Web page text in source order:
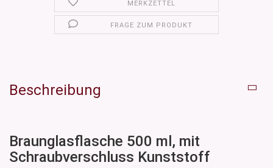
MERKZETTEL
FRAGE ZUM PRODUKT
Beschreibung
Braunglasflasche 500 ml, mit
Schraubverschluss Kunststoff